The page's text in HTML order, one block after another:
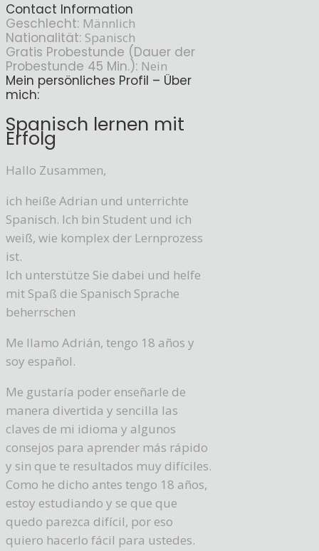
Contact Information
Geschlecht: Männlich
Nationalität: Spanisch
Gratis Probestunde (Dauer der
Probestunde 45 Min.): Nein
Mein persönliches Profil – Über
mich:
Spanisch lernen mit
Erfolg
Hallo Zusammen,
ich heiße Adrian und unterrichte
Spanisch. Ich bin Student und ich
weiß, wie komplex der Lernprozess
ist.
Ich unterstütze Sie dabei und helfe
mit Spaß die Spanisch Sprache
beherrschen
Me llamo Adrián, tengo 18 años y
soy español.
Me gustaría poder enseñarle de
manera divertida y sencilla las
claves de mi idioma y algunos
consejos para aprender más rápido
y sin que te resultados muy difíciles.
Como he dicho antes tengo 18 años,
estoy estudiando y se que que
quedo parezca difícil, por eso
quiero hacerlo fácil para ustedes.